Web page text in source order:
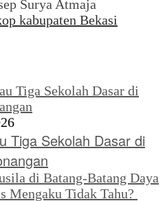
Tiga Sekolah Dasar di